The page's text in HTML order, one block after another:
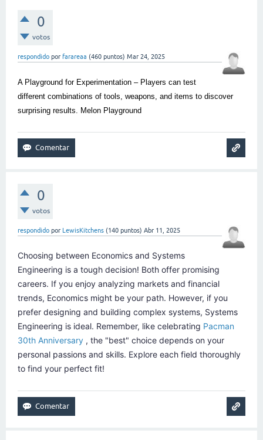
0
votos
respondido por farareaa (460 puntos) Mar 24, 2025
A Playground for Experimentation – Players can test
different combinations of tools, weapons, and items to discover
surprising results.
Melon Playground
0
votos
respondido por LewisKitchens (140 puntos) Abr 11, 2025
Choosing between Economics and Systems
Engineering is a tough decision! Both offer promising
careers. If you enjoy analyzing markets and financial
trends, Economics might be your path. However, if you
prefer designing and building complex systems, Systems
Engineering is ideal. Remember, like celebrating Pacman
30th Anniversary , the "best" choice depends on your
personal passions and skills. Explore each field thoroughly
to find your perfect fit!